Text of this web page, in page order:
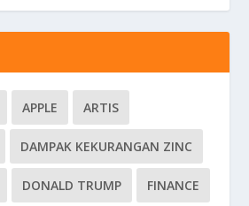
APPLE ARTIS
DAMPAK KEKURANGAN ZINC
DONALD TRUMP FINANCE